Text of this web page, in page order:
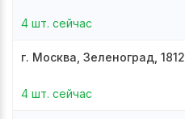
4 шт. сейчас
г. Москва, Зеленоград, 1812
4 шт. сейчас